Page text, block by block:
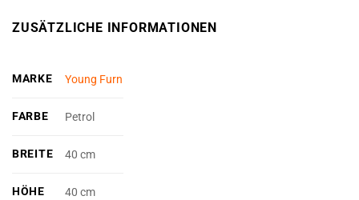
ZUSÄTZLICHE INFORMATIONEN
MARKE Young Furn
FARBE Petrol
BREITE 40 cm
HÖHE 40 cm